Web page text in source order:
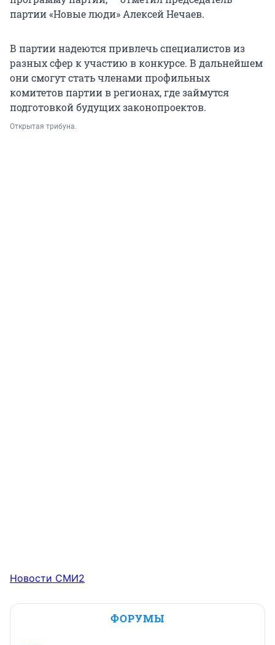
партии «Новые люди» Алексей Нечаев.
В партии надеются привлечь специалистов из
разных сфер к участию в конкурсе. В дальнейшем
они смогут стать членами профильных
комитетов партии в регионах, где займутся
подготовкой будущих законопроектов.
Открытая трибуна.
Новости СМИ2
ФОРУМЫ